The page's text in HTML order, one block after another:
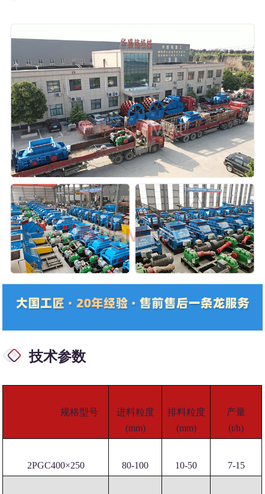
技术参数
规格型号
进料粒度
(mm)
排料粒度
(mm)
产量
(t/h)
2PGC400×250 80-100 10-50 7-15